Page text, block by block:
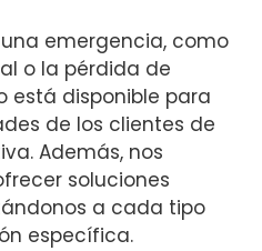
emergencia, como
o la pérdida de
está disponible para
de los clientes de
Además, nos
soluciones
a cada tipo
específica.